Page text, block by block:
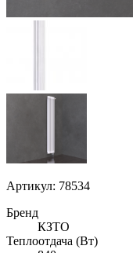
Артикул: 78534
Бренд
КЗТО
Теплоотдача (Вт)